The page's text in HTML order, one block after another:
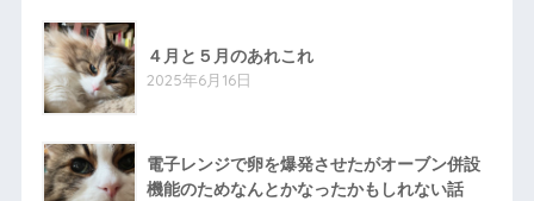
４月と５月のあれこれ
2025年6月16日
電子レンジで卵を爆発させたがオーブン併設
機能のためなんとかなったかもしれない話